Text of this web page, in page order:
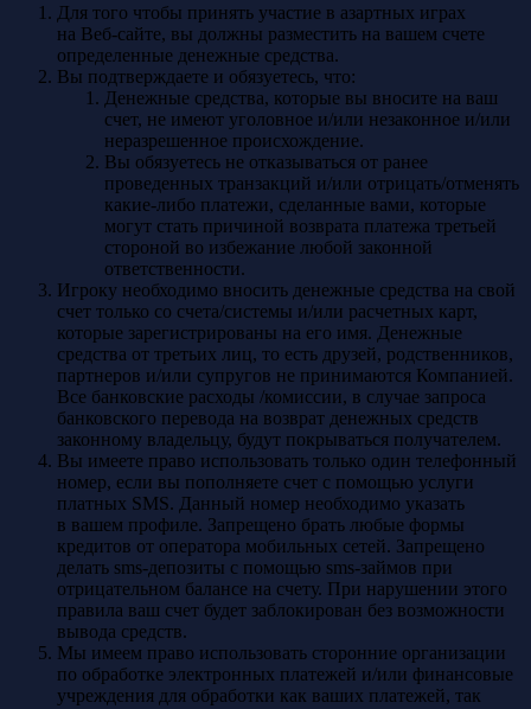
Для того чтобы принять участие в азартных играх
на Веб-сайте, вы должны разместить на вашем счете
определенные денежные средства.
Вы подтверждаете и обязуетесь, что:
Денежные средства, которые вы вносите на ваш
счет, не имеют уголовное и/или незаконное и/или
неразрешенное происхождение.
Вы обязуетесь не отказываться от ранее
проведенных транзакций и/или отрицать/отменять
какие-либо платежи, сделанные вами, которые
могут стать причиной возврата платежа третьей
стороной во избежание любой законной
ответственности.
Игроку необходимо вносить денежные средства на свой
счет только со счета/системы и/или расчетных карт,
которые зарегистрированы на его имя. Денежные
средства от третьих лиц, то есть друзей, родственников,
партнеров и/или супругов не принимаются Компанией.
Все банковские расходы /комиссии, в случае запроса
банковского перевода на возврат денежных средств
законному владельцу, будут покрываться получателем.
Вы имеете право использовать только один телефонный
номер, если вы пополняете счет с помощью услуги
платных SMS. Данный номер необходимо указать
в вашем профиле. Запрещено брать любые формы
кредитов от оператора мобильных сетей. Запрещено
делать sms-депозиты с помощью sms-займов при
отрицательном балансе на счету. При нарушении этого
правила ваш счет будет заблокирован без возможности
вывода средств.
Мы имеем право использовать сторонние организации
по обработке электронных платежей и/или финансовые
учреждения для обработки как ваших платежей, так